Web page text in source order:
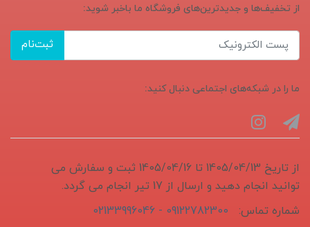
از تخفیف‌ها و جدیدترین‌های فروشگاه ما باخبر شوید:
ثبت‌نام
ما را در شبکه‌های اجتماعی دنبال کنید:
از تاریخ 1405/04/13 تا 1405/04/16 ثبت و سفارش می
توانید انجام دهید و ارسال از 17 تیر انجام می گردد.
شماره تماس:
09122782300 - 02133996046